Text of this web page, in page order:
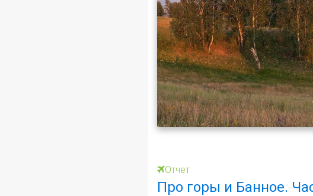
Отчет
Про горы и Банное.